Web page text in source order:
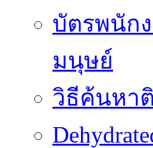
บัตรพนัก
มนุษย์
วิธีค้นหา